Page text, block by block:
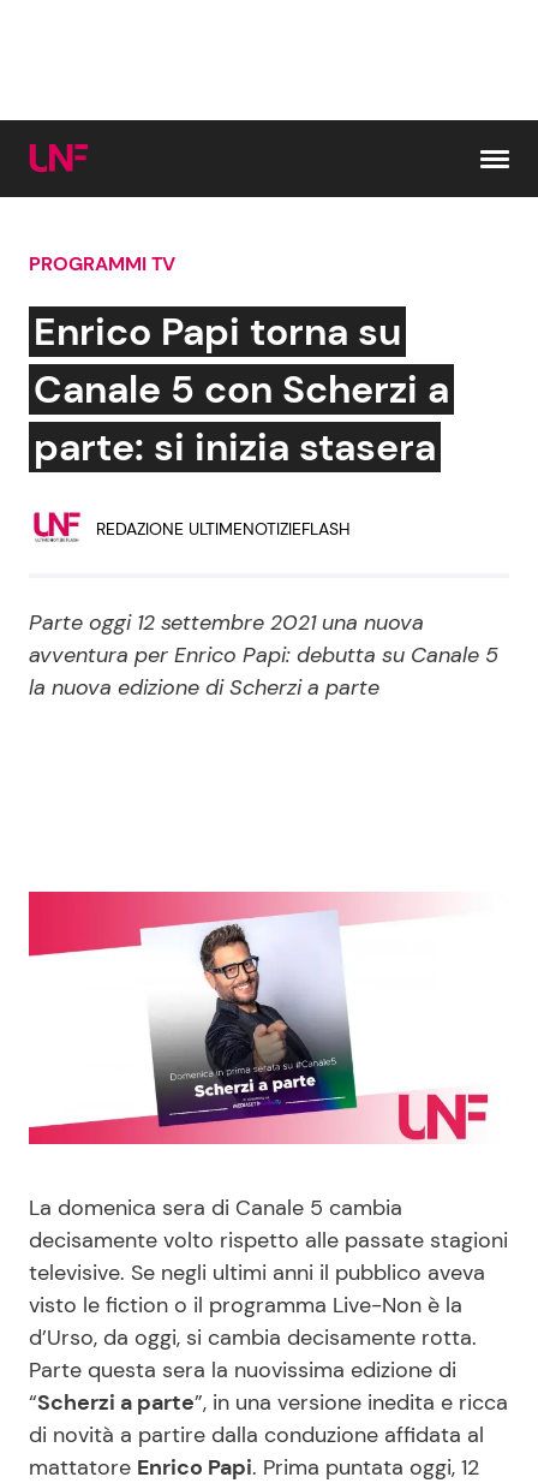
Cerca:
News e Cronaca
Attualità Italiana
Persone Scomparse
Politica
Gossip e TV
Bellezze VIP
Programmi TV
Reality e Talent
News Spettacolo
News dal mondo
Benessere
Moda e Style
Mondo Mamma
News benessere
Salute
Cucina e Ricette
Dolci
Le Ricette in TV
Primi Piatti
Ricette Facili e Veloci
PROGRAMMI TV
Enrico Papi torna su
Canale 5 con Scherzi a
parte: si inizia stasera
REDAZIONE ULTIMENOTIZIEFLASH
Parte oggi 12 settembre 2021 una nuova
avventura per Enrico Papi: debutta su Canale 5
la nuova edizione di Scherzi a parte
La domenica sera di Canale 5 cambia
decisamente volto rispetto alle passate stagioni
televisive. Se negli ultimi anni il pubblico aveva
visto le fiction o il programma Live-Non è la
d’Urso, da oggi, si cambia decisamente rotta.
Parte questa sera la nuovissima edizione di
“Scherzi a parte”, in una versione inedita e ricca
di novità a partire dalla conduzione affidata al
mattatore Enrico Papi. Prima puntata oggi, 12